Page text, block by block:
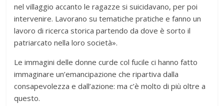
nel villaggio accanto le ragazze si suicidavano, per poi
intervenire. Lavorano su tematiche pratiche e fanno un
lavoro di ricerca storica partendo da dove è sorto il
patriarcato nella loro società».
Le immagini delle donne curde col fucile ci hanno fatto
immaginare un’emancipazione che ripartiva dalla
consapevolezza e dall’azione: ma c’è molto di più oltre a
questo.